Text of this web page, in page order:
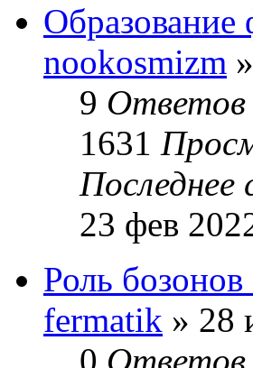
Образование
nookosmizm
9 Ответов
1631
23 фев
Роль
fermatik » 28